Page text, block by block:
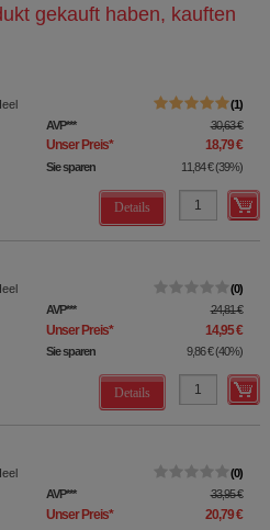
gekauft haben, kauften
1
AVP*** 30,63 €
Unser Preis* 18,79 €
Sie sparen 11,84 € (39%)
Details
0
AVP*** 24,81 €
Unser Preis* 14,95 €
Sie sparen 9,86 € (40%)
Details
0
AVP*** 33,95 €
Unser Preis* 20,79 €